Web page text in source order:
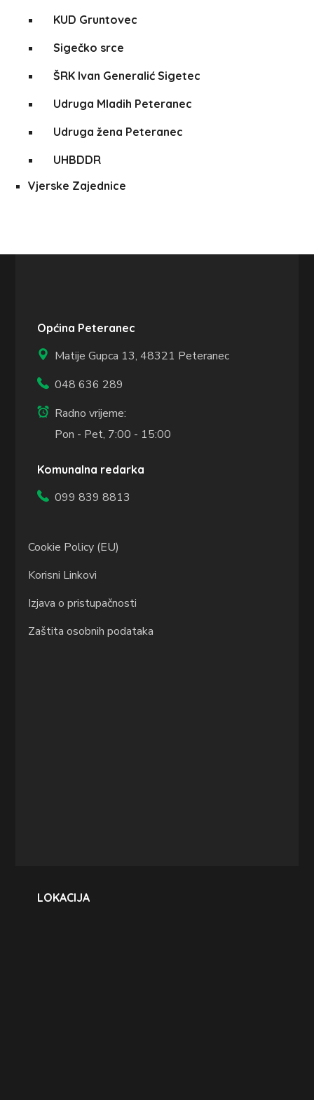
KUD Gruntovec
Sigečko srce
ŠRK Ivan Generalić Sigetec
Udruga Mladih Peteranec
Udruga žena Peteranec
UHBDDR
Vjerske Zajednice
Općina Peteranec
Matije Gupca 13,48321 Peteranec
048 636 289
Radno vrijeme:
Pon - Pet, 7:00 - 15:00
Komunalna redarka
099 839 8813
Cookie Policy (EU)
Korisni Linkovi
Izjava o pristupačnosti
Zaštita osobnih podataka
LOKACIJA